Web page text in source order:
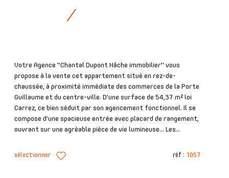
Votre Agence "Chantal Dupont Hâche immobilier" vous
propose à la vente cet appartement situé en rez-de-
chaussée, à proximité immédiate des commerces de la Porte
Guillaume et du centre-ville. D'une surface de 54,37 m² loi
Carrez, ce bien séduit par son agencement fonctionnel. Il se
compose d'une spacieuse entrée avec placard de rangement,
ouvrant sur une agréable pièce de vie lumineuse... Les...
sélectionner réf : 1057